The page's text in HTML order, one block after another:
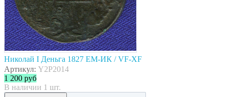
Николай I Деньга 1827 ЕМ-ИК / VF-XF
Артикул: Y2P2014
1 200 руб
В наличии 1 шт.